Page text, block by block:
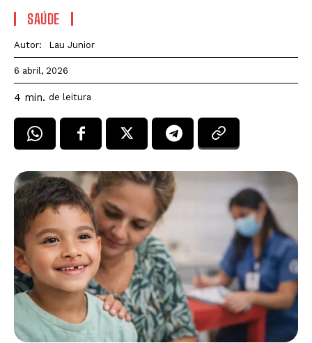
SAÚDE
Autor: Lau Junior
6 abril, 2026
4 min. de leitura